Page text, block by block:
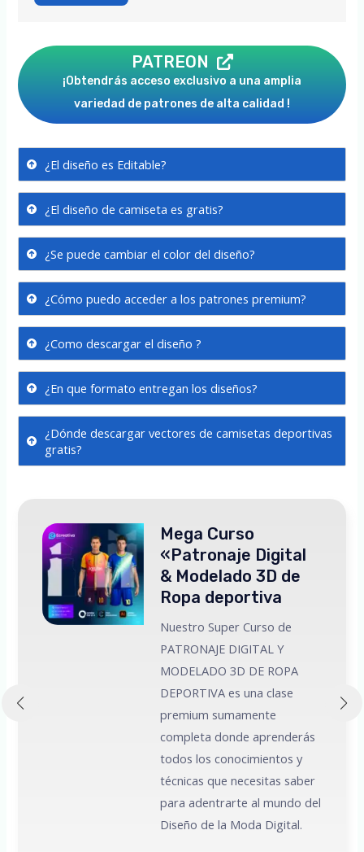
PATREON
¡Obtendrás acceso exclusivo a una amplia
variedad de patrones de alta calidad !
¿El diseño es Editable?
¿El diseño de camiseta es gratis?
¿Se puede cambiar el color del diseño?
¿Cómo puedo acceder a los patrones premium?
¿Como descargar el diseño ?
¿En que formato entregan los diseños?
¿Dónde descargar vectores de camisetas deportivas
gratis?
Mega Curso
«Patronaje Digital
& Modelado 3D de
Ropa deportiva
Nuestro Super Curso de
PATRONAJE DIGITAL Y
MODELADO 3D DE ROPA
DEPORTIVA es una clase
premium sumamente
completa donde aprenderás
todos los conocimientos y
técnicas que necesitas saber
para adentrarte al mundo del
Diseño de la Moda Digital.